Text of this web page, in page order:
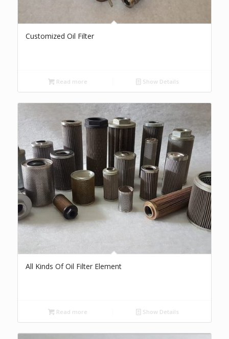
Customized Oil Filter
Read more Show Details
All Kinds Of Oil Filter Element
Read more Show Details